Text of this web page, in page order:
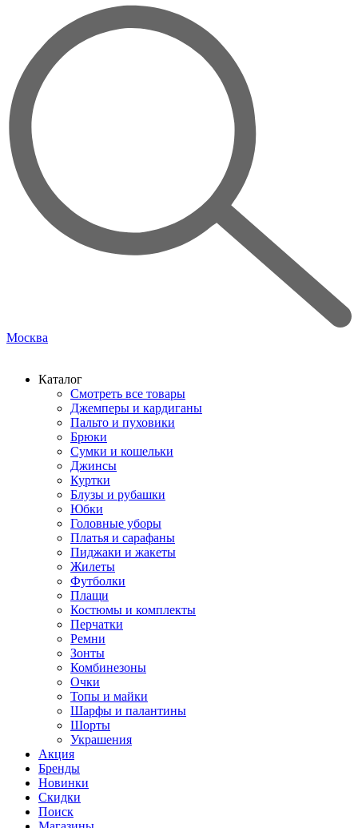
Москва
Каталог
Смотреть все товары
Джемперы и кардиганы
Пальто и пуховики
Брюки
Сумки и кошельки
Джинсы
Куртки
Блузы и рубашки
Юбки
Головные уборы
Платья и сарафаны
Пиджаки и жакеты
Жилеты
Футболки
Плащи
Костюмы и комплекты
Перчатки
Ремни
Зонты
Комбинезоны
Очки
Топы и майки
Шарфы и палантины
Шорты
Украшения
Акция
Бренды
Новинки
Скидки
Поиск